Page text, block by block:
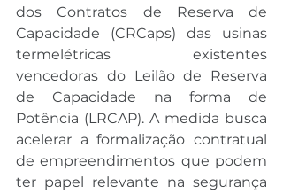
dos Contratos de Reserva de
Capacidade (CRCaps) das usinas
termelétricas existentes
vencedoras do Leilão de Reserva
de Capacidade na forma de
Potência (LRCAP). A medida busca
acelerar a formalização contratual
de empreendimentos que podem
ter papel relevante na segurança